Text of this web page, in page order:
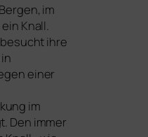
im
Knall.
ihre
einer
im
Den immer